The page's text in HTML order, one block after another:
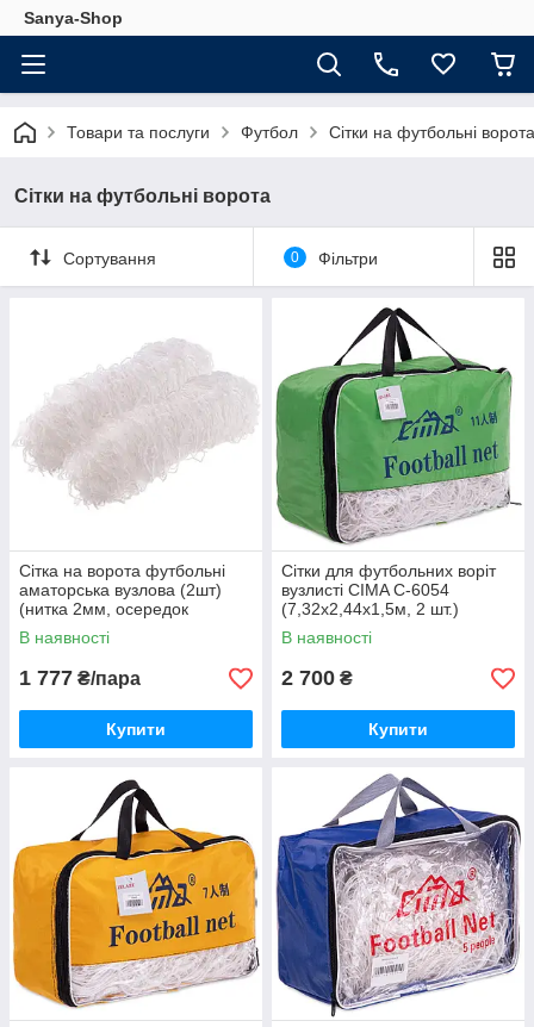
Sanya-Shop
Товари та послуги Футбол Сітки на футбольні ворота
Сітки на футбольні ворота
Сортування 0 Фільтри
Сітка на ворота футбольні
аматорська вузлова (2шт)
(нитка 2мм, осередок
14х14см, р-р
В наявності
1 777 ₴/пара
Купити
Сітки для футбольних воріт
вузлисті CIMA C-6054
(7,32x2,44x1,5м, 2 шт.)
В наявності
2 700 ₴
Купити